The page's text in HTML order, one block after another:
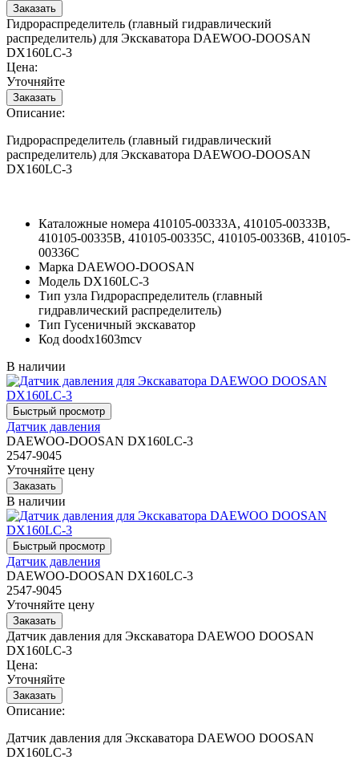
Гидрораспределитель (главный гидравлический
распределитель) для Экскаватора DAEWOO-DOOSAN
DX160LC-3
Цена:
Уточняйте
Описание:
Гидрораспределитель (главный гидравлический
распределитель) для Экскаватора DAEWOO-DOOSAN
DX160LC-3
Каталожные номера 410105-00333A, 410105-00333B,
410105-00335B, 410105-00335C, 410105-00336B, 410105-
00336C
Марка DAEWOO-DOOSAN
Модель DX160LC-3
Тип узла Гидрораспределитель (главный
гидравлический распределитель)
Тип Гусеничный экскаватор
Код doodx1603mcv
В наличии
Датчик давления
DAEWOO-DOOSAN DX160LC-3
2547-9045
Уточняйте цену
В наличии
Датчик давления
DAEWOO-DOOSAN DX160LC-3
2547-9045
Уточняйте цену
Датчик давления для Экскаватора DAEWOO DOOSAN
DX160LC-3
Цена:
Уточняйте
Описание:
Датчик давления для Экскаватора DAEWOO DOOSAN
DX160LC-3